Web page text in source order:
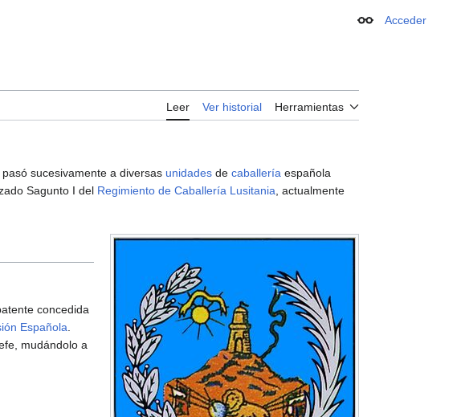
Apariencia
Acceder
Leer Ver historial Herramientas
sucesivamente a diversas unidades de caballería española
Sagunto I del Regimiento de Caballería Lusitania , actualmente
concedida
Española
mudándolo a